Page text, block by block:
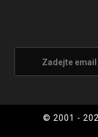
© 2001 -